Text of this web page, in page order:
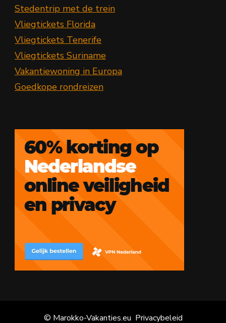
Stedentrip met de trein
Vliegtickets Florida
Vliegtickets Tenerife
Vliegtickets Suriname
Vakantiewoning in Europa
Goedkope rondreizen
© Marokko-Vakanties.eu Privacybeleid